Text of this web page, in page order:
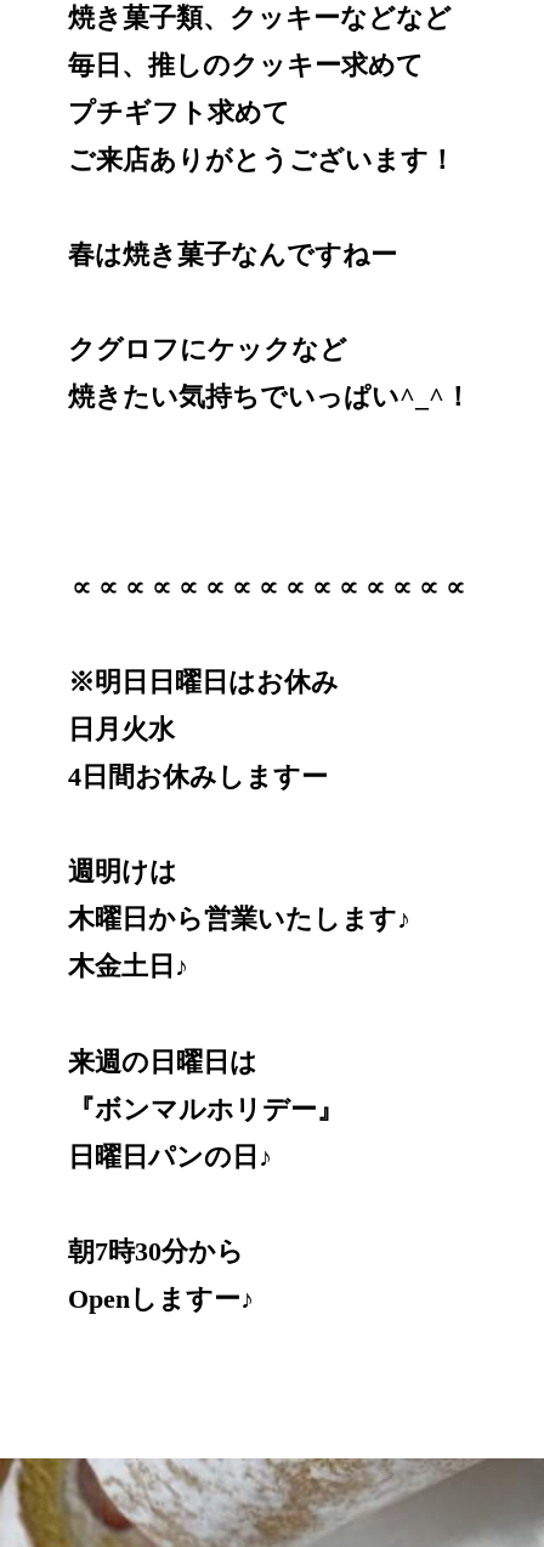
焼き菓子類、クッキーなどなど
毎日、推しのクッキー求めて
プチギフト求めて
ご来店ありがとうございます！
春は焼き菓子なんですねー
クグロフにケックなど
焼きたい気持ちでいっぱい^_^！
∝∝∝∝∝∝∝∝∝∝∝∝∝∝∝
※明日日曜日はお休み
日月火水
4日間お休みしますー
週明けは
木曜日から営業いたします♪
木金土日♪
来週の日曜日は
『ボンマルホリデー』
日曜日パンの日♪
朝7時30分から
Openしますー♪